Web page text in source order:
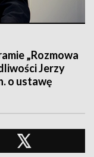
„Rozmowa
Jerzy
o ustawę